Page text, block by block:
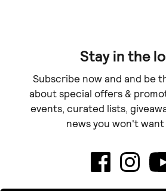
Stay in the
Subscribe now and and be
about special offers &
events, curated lists,
news you won't want